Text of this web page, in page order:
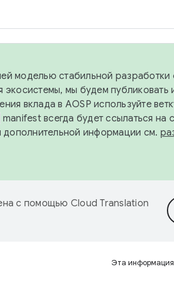
моделью стабильной разработки
мы будем публиковать
вклада в AOSP используйте
manifest всегда будет ссылаться на
дополнительной информации см.
с помощью Cloud Translation
Эта информация